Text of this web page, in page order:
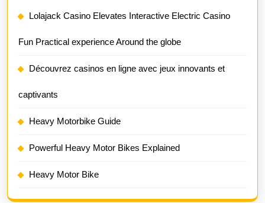
Lolajack Casino Elevates Interactive Electric Casino
Fun Practical experience Around the globe
Découvrez casinos en ligne avec jeux innovants et
captivants
Heavy Motorbike Guide
Powerful Heavy Motor Bikes Explained
Heavy Motor Bike